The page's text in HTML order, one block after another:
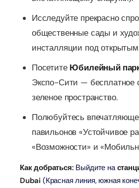
Исследуйте прекрасно
общественные сады и
инсталляции под
Посетите Юбилейный
Экспо-Сити — бесплатное
зеленое пространство.
Полюбуйтесь
павильонов «Устойчивое
«Возможности» и
Как добраться: Выйдите на
Dubai (Красная линия, южная